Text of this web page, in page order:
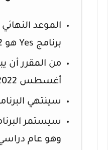
الموعد
برنامج Yes هو 22 أكتوبر 2021.
من المقرر أن
أغسطس 2022.
سينتهي البرنامج
وهو عام